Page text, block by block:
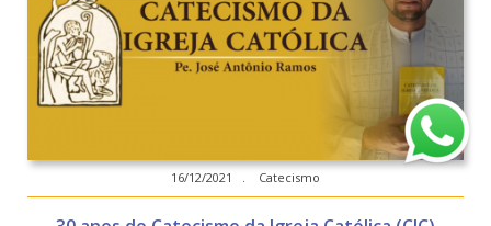
16/12/2021 . Catecismo